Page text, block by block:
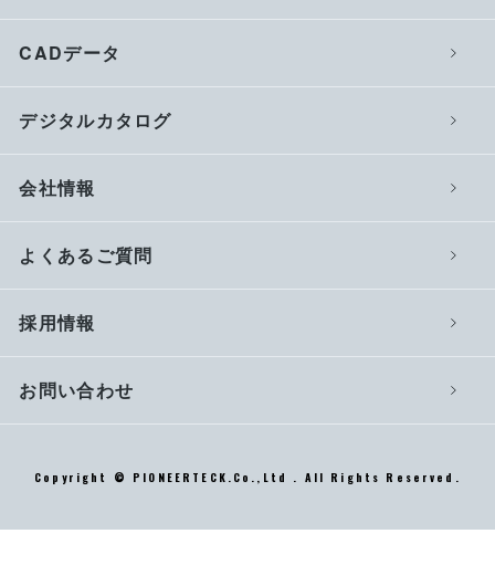
CADデータ
デジタルカタログ
会社情報
よくあるご質問
採用情報
お問い合わせ
Copyright © PIONEERTECK.Co.,Ltd . All Rights Reserved.